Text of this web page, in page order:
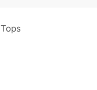
Tops